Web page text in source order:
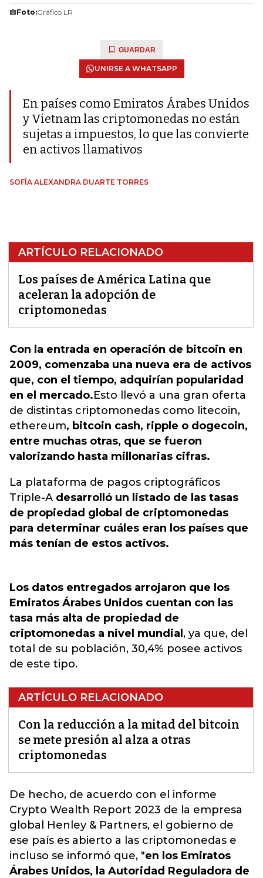
Foto:Gráfico LR
GUARDAR
UNIRSE A WHATSAPP
En países como Emiratos Árabes Unidos
y Vietnam las criptomonedas no están
sujetas a impuestos, lo que las convierte
en activos llamativos
SOFÍA ALEXANDRA DUARTE TORRES
ARTÍCULO RELACIONADO
Los países de América Latina que
aceleran la adopción de
criptomonedas
Con la entrada en operación de bitcoin en
2009, comenzaba una nueva era de activos
que, con el tiempo, adquirían popularidad
en el mercado.Esto llevó a una gran oferta
de distintas criptomonedas como litecoin,
ethereum, bitcoin cash, ripple o dogecoin,
entre muchas otras, que se fueron
valorizando hasta millonarias cifras.
La plataforma de pagos criptográficos
Triple-A desarrolló un listado de las tasas
de propiedad global de criptomonedas
para determinar cuáles eran los países que
más tenían de estos activos.
Los datos entregados arrojaron que los
Emiratos Árabes Unidos cuentan con las
tasa más alta de propiedad de
criptomonedas a nivel mundial , ya que, del
total de su población, 30,4% posee activos
de este tipo.
ARTÍCULO RELACIONADO
Con la reducción a la mitad del bitcoin
se mete presión al alza a otras
criptomonedas
De hecho, de acuerdo con el informe
Crypto Wealth Report 2023 de la empresa
global Henley & Partners, el gobierno de
ese país es abierto a las criptomonedas e
incluso se informó que, "en los Emiratos
Árabes Unidos, la Autoridad Reguladora de